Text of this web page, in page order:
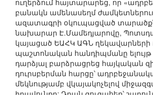
ուղերձում հայտարարեց, որ
բանակն ամենասեղմ
ազատագրի օկուպացված
նախարար Է.Մամեդյարովը,
կայացած ԵԱՀԿ ԱԳՆ ղեկավարների
պաշտոնական հանդիպմանը ելույթ
դարձյալ բարձրացրեց հայկական
դուրսբերման հարցը՝
մեկնությամբ վկայակոչելով